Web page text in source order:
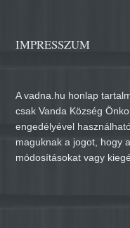
IMPRESSZUM
A vadna.hu honlap
csak Vanda Község
engedélyével
maguknak a jogot, hogy
módosításokat vagy